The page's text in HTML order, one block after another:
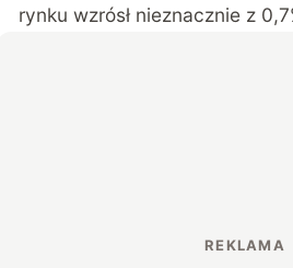
rynku wzrósł nieznacznie z